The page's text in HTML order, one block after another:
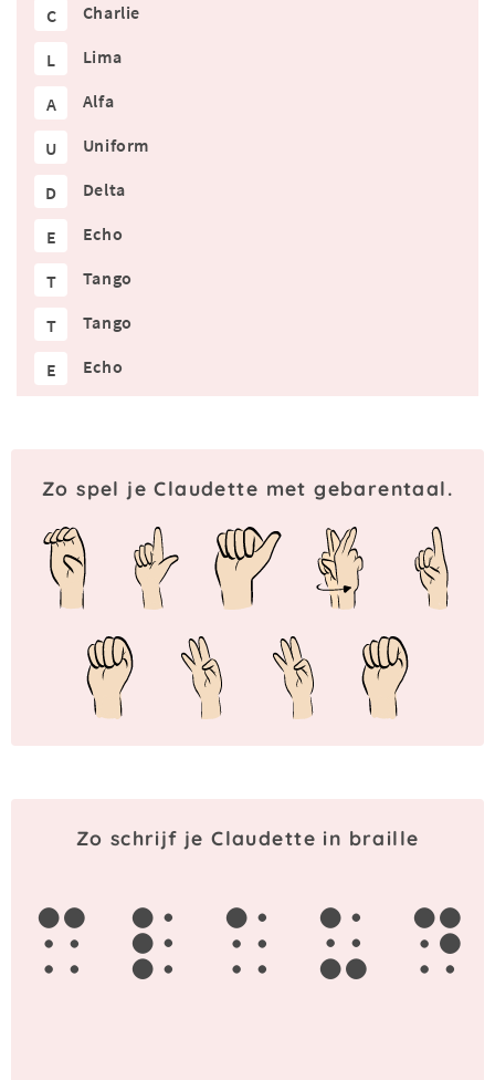
C Charlie
L Lima
A Alfa
U Uniform
D Delta
E Echo
T Tango
T Tango
E Echo
Zo spel je Claudette met gebarentaal.
Zo schrijf je Claudette in braille
c l a u d